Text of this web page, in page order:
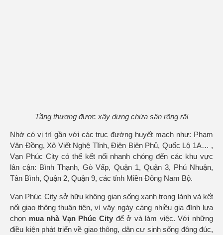
Tầng thượng được xây dựng chừa sân rộng rãi
Nhờ có vị trí gần với các trục đường huyết mạch như: Phạm
Văn Đồng, Xô Viết Nghệ Tĩnh, Điện Biên Phủ, Quốc Lộ 1A… ,
Vạn Phúc City có thể kết nối nhanh chóng đến các khu vực
lân cận: Bình Thạnh, Gò Vấp, Quận 1, Quận 3, Phú Nhuận,
Tân Bình, Quận 2, Quận 9, các tỉnh Miền Đông Nam Bộ.
Vạn Phúc City sở hữu không gian sống xanh trong lành và kết
nối giao thông thuận tiện, vì vậy ngày càng nhiều gia đình lựa
chọn mua nhà Vạn Phúc Cityđể ở và làm việc. Với những
điều kiện phát triển về giao thông, dân cư sinh sống đông đúc,